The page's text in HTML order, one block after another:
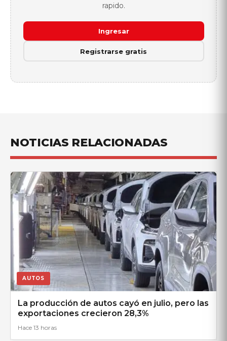
rapido.
Ingresar
Registrarse gratis
NOTICIAS RELACIONADAS
AUTOS
La producción de autos cayó en julio, pero las
exportaciones crecieron 28,3%
Hace 13 horas